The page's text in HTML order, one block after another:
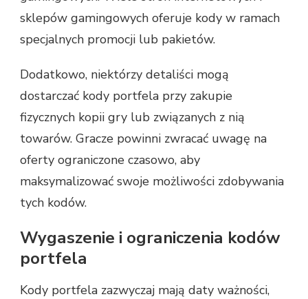
sklepów gamingowych oferuje kody w ramach
specjalnych promocji lub pakietów.
Dodatkowo, niektórzy detaliści mogą
dostarczać kody portfela przy zakupie
fizycznych kopii gry lub związanych z nią
towarów. Gracze powinni zwracać uwagę na
oferty ograniczone czasowo, aby
maksymalizować swoje możliwości zdobywania
tych kodów.
Wygaszenie i ograniczenia kodów
portfela
Kody portfela zazwyczaj mają daty ważności,